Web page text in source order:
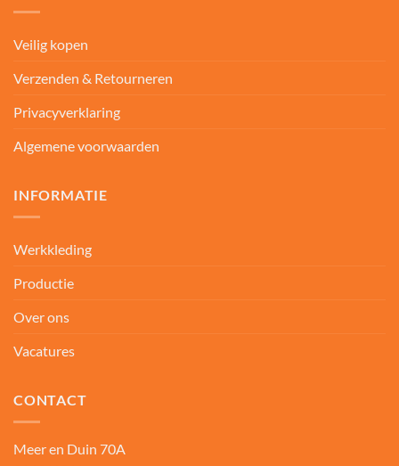
Veilig kopen
Verzenden & Retourneren
Privacyverklaring
Algemene voorwaarden
INFORMATIE
Werkkleding
Productie
Over ons
Vacatures
CONTACT
Meer en Duin 70A